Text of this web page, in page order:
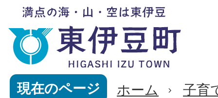
現在のページ ホーム 子育